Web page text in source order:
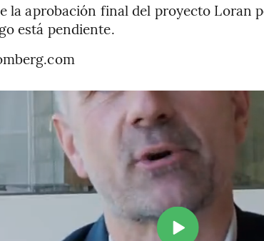
la aprobación final del proyecto Loran
está pendiente.